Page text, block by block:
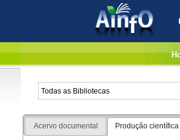
Acervo documental Produção científica